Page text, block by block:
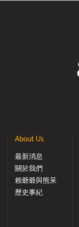
About Us
最新消息
關於我們
賴爺爺與熊呆
歷史事紀